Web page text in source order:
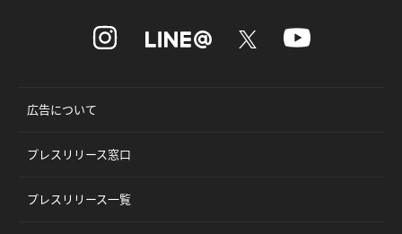
広告について
プレスリリース窓口
プレスリリース一覧